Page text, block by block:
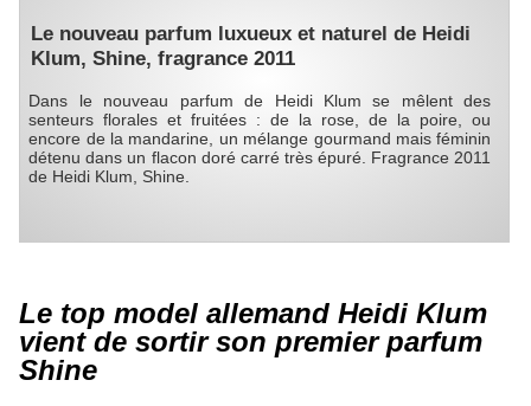
Le nouveau parfum luxueux et naturel de Heidi
Klum, Shine, fragrance 2011
Dans le nouveau parfum de Heidi Klum se mêlent des
senteurs florales et fruitées : de la rose, de la poire, ou
encore de la mandarine, un mélange gourmand mais féminin
détenu dans un flacon doré carré très épuré. Fragrance 2011
de Heidi Klum, Shine.
Le top model allemand Heidi Klum
vient de sortir son premier parfum
Shine